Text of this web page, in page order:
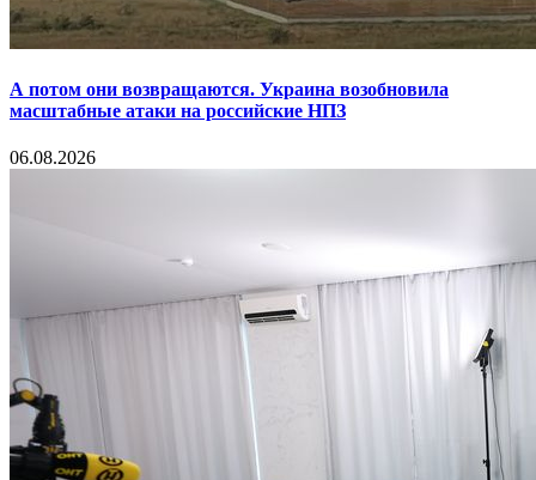
А потом они возвращаются. Украина возобновила
масштабные атаки на российские НПЗ
06.08.2026